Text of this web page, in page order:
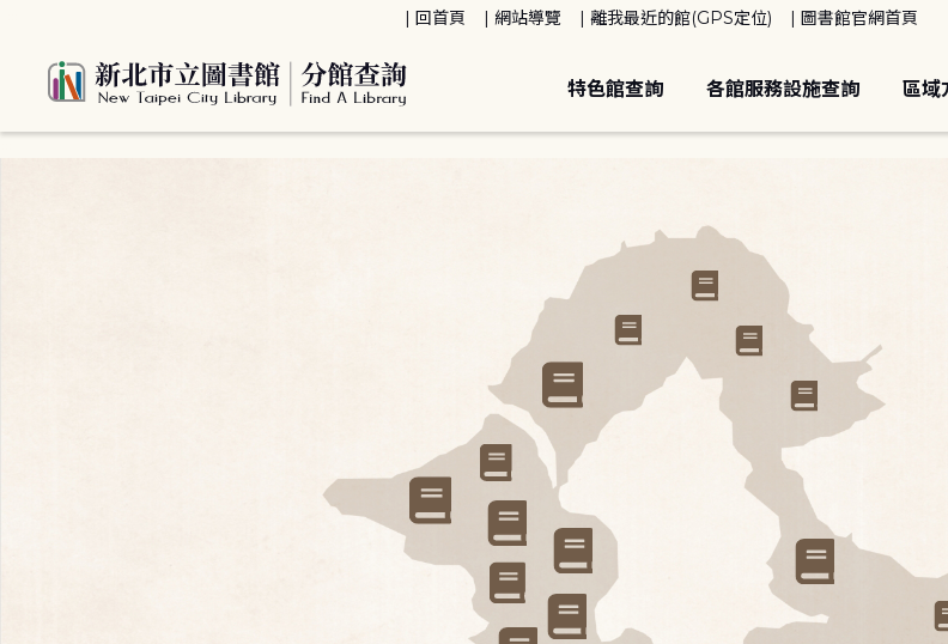
回首頁 網站導覽 離我最近的館(GPS定位) 圖書館官網首頁
特色館查詢 各館服務設施查詢 區域